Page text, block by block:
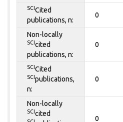
SCICited
publications, n:
0
Non-locally
SCIcited
publications, n:
0
SCICited
SCIpublications,
n:
0
Non-locally
SCIcited
0